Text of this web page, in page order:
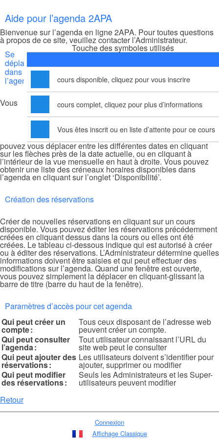
Aide pour l’agenda 2APA
Bienvenue sur l’agenda en ligne 2APA. Pour toutes questions
à propos de ce site, veuillez contacter l’Administrateur.
Touche des symboles utilisés
cours disponible, cliquez pour vous inscrire
cours complet, cliquez pour plus d’informations
Vous êtes inscrit ou en liste d’attente pour ce cours
Se
déplacer
dans
l’agenda
Vous
pouvez vous déplacer entre les différentes dates en cliquant
sur les flèches près de la date actuelle, ou en cliquant à
l’intérieur de la vue mensuelle en haut à droite. Vous pouvez
obtenir une liste des créneaux horaires disponibles dans
l’agenda en cliquant sur l’onglet ‘Disponibilité’.
Création des réservations
Créer de nouvelles réservations en cliquant sur un cours
disponible. Vous pouvez éditer les réservations précédemment
créées en cliquant dessus dans la cours ou elles ont été
créées. Le tableau ci-dessous indique qui est autorisé à créer
ou à éditer des réservations. L’Administrateur détermine quelles
informations doivent être saisies et qui peut effectuer des
modifications sur l’agenda. Quand une fenêtre est ouverte,
vous pouvez simplement la déplacer en cliquant-glissant la
barre de titre (barre du haut de la fenêtre).
Paramètres d’accès pour cet agenda
Qui peut créer un
compte :
Tous ceux disposant de l’adresse web
peuvent créer un compte.
Qui peut consulter
l’agenda :
Tout utilisateur connaissant l’URL du
site web peut le consulter
Qui peut ajouter des
réservations :
Les utilisateurs doivent s’identifier pour
ajouter, supprimer ou modifier
Qui peut modifier
des réservations :
Seuls les Administrateurs et les Super-
utilisateurs peuvent modifier
Retour
Connexion
Affichage Classique